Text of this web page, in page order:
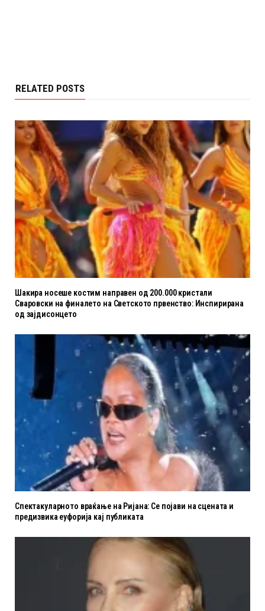
RELATED POSTS
Шакира носеше костим направен од 200.000 кристали
Сваровски на финалето на Светското првенство: Инспирирана
од зајдисонцето
Спектакуларното враќање на Ријана: Се појави на сцената и
предизвика еуфорија кај публиката